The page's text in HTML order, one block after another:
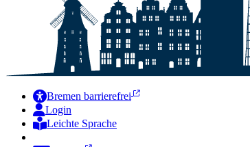
Bremen barrierefrei
Login
Leichte Sprache